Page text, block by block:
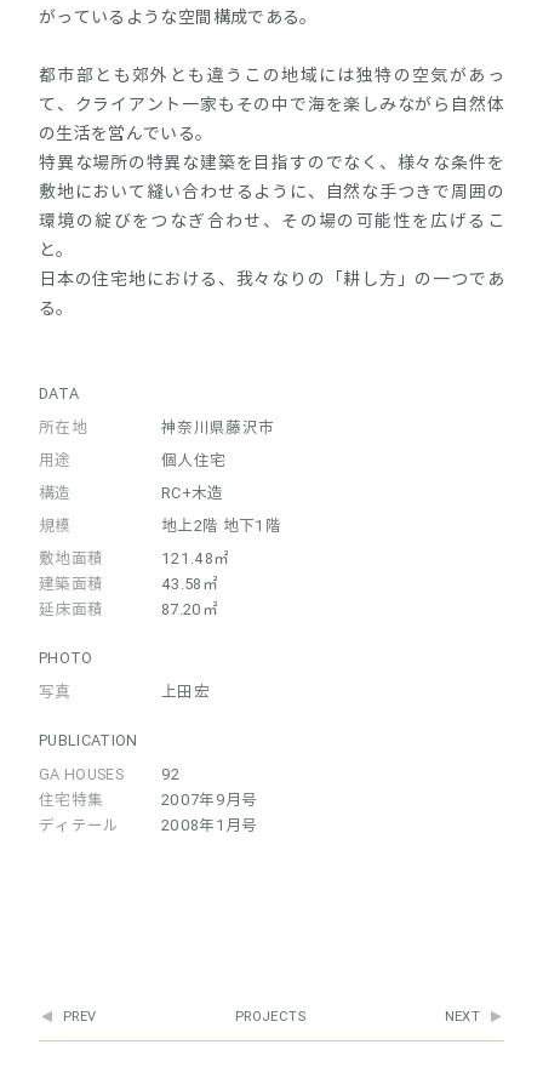
がっているような空間構成である。
都市部とも郊外とも違うこの地域には独特の空気があっ
て、クライアント一家もその中で海を楽しみながら自然体
の生活を営んでいる。
特異な場所の特異な建築を目指すのでなく、様々な条件を
敷地において縫い合わせるように、自然な手つきで周囲の
環境の綻びをつなぎ合わせ、その場の可能性を広げるこ
と。
日本の住宅地における、我々なりの「耕し方」の一つであ
る。
DATA
所在地
神奈川県藤沢市
用途
個人住宅
構造
RC+木造
規模
地上2階 地下1階
敷地面積
建築面積
延床面積
121.48㎡
43.58㎡
87.20㎡
PHOTO
写真
上田宏
PUBLICATION
GA HOUSES
住宅特集
ディテール
92
2007年9月号
2008年1月号
PREV PROJECTS NEXT